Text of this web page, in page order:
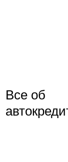
Все об